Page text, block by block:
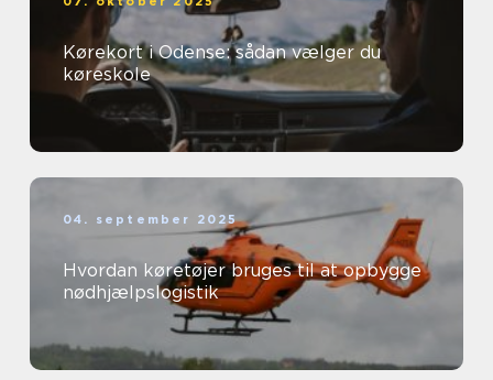
Kørekort i Odense: sådan vælger du
køreskole
04. september 2025
Hvordan køretøjer bruges til at opbygge
nødhjælpslogistik